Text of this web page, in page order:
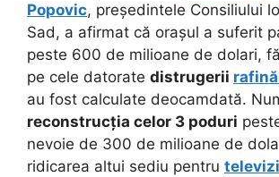
Popovic, președintele Consiliului
Sad, a afirmat că orașul a suferit
peste 600 de milioane de dolari,
pe cele datorate distrugerii
au fost calculate deocamdată.
reconstrucția celor 3 poduri
nevoie de 300 de milioane de
ridicarea altui sediu pentru